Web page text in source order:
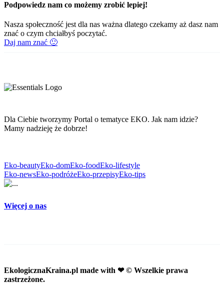
Podpowiedz nam co możemy zrobić lepiej!
Nasza społeczność jest dla nas ważna dlatego czekamy aż dasz nam
znać o czym chciałbyś poczytać.
Daj nam znać 🙂
Dla Ciebie tworzymy Portal o tematyce EKO. Jak nam idzie?
Mamy nadzieję że dobrze!
Eko-beautyEko-domEko-foodEko-lifestyle
Eko-newsEko-podróżeEko-przepisyEko-tips
Więcej o nas
EkologicznaKraina.pl made with ❤ © Wszelkie prawa
zastrzeżone.